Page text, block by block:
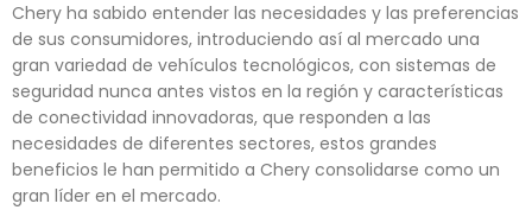
Chery ha sabido entender las necesidades y las preferencias
de sus consumidores, introduciendo así al mercado una
gran variedad de vehículos tecnológicos, con sistemas de
seguridad nunca antes vistos en la región y características
de conectividad innovadoras, que responden a las
necesidades de diferentes sectores, estos grandes
beneficios le han permitido a Chery consolidarse como un
gran líder en el mercado.